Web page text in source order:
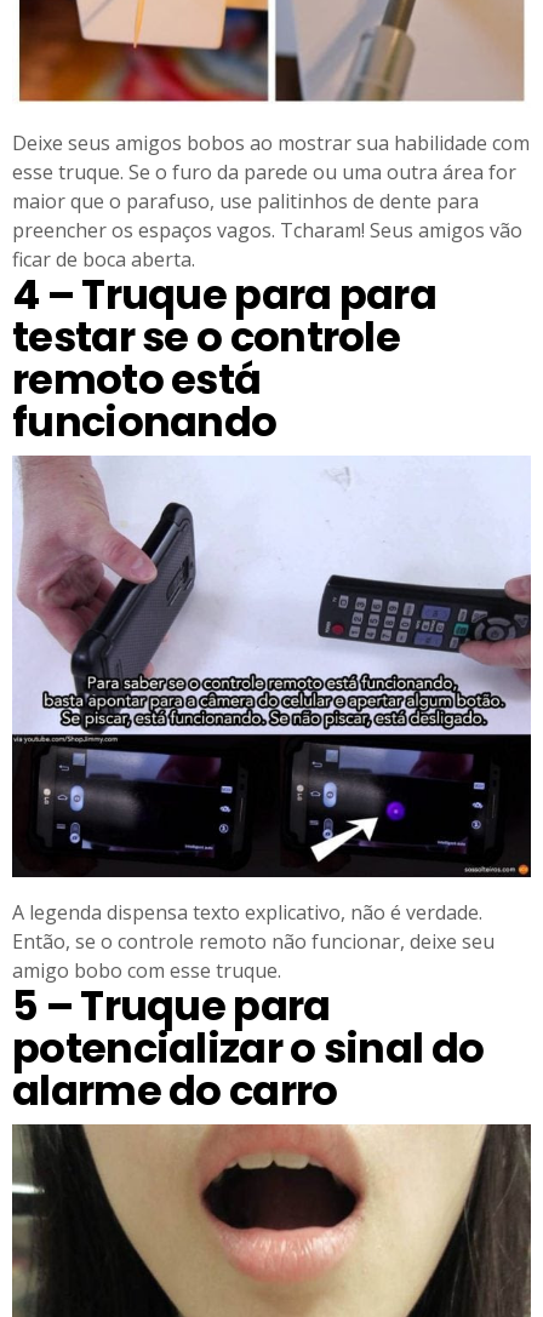
Deixe seus amigos bobos ao mostrar sua habilidade com
esse truque. Se o furo da parede ou uma outra área for
maior que o parafuso, use palitinhos de dente para
preencher os espaços vagos. Tcharam! Seus amigos vão
ficar de boca aberta.
4 – Truque para para
testar se o controle
remoto está
funcionando
A legenda dispensa texto explicativo, não é verdade.
Então, se o controle remoto não funcionar, deixe seu
amigo bobo com esse truque.
5 – Truque para
potencializar o sinal do
alarme do carro